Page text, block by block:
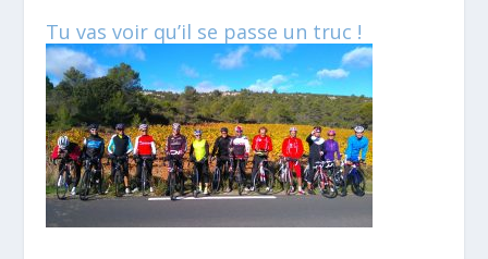
Tu vas voir qu’il se passe un truc !